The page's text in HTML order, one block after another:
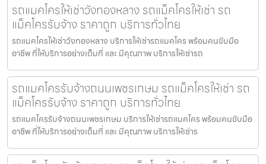
รถแมคโครให้เช่าวังทองหลาง รถแม็คโครให้เช่า รถ
แม็คโครรับจ้าง ราคาถูก บริการทั่วไทย
รถแมคโครให้เช่าวังทองหลาง บริการให้เช่ารถแมคโคร พร้อมคนขับมือ
อาชีพ ที่ให้บริการอย่างเต็มที่ และ มีคุณภาพ บริการให้เช่ารถ
รถแมคโครรับจ้างถนนเพชรเกษม รถแม็คโครให้เช่า รถ
แม็คโครรับจ้าง ราคาถูก บริการทั่วไทย
รถแมคโครรับจ้างถนนเพชรเกษม บริการให้เช่ารถแมคโคร พร้อมคนขับมือ
อาชีพ ที่ให้บริการอย่างเต็มที่ และ มีคุณภาพ บริการให้เช่าร